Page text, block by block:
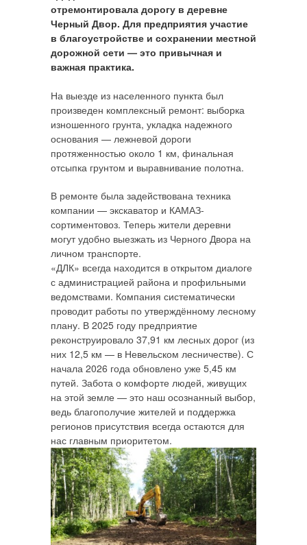
отремонтировала дорогу в деревне
Черный Двор. Для предприятия участие
в благоустройстве и сохранении местной
дорожной сети — это привычная и
важная практика.
На выезде из населенного пункта был
произведен комплексный ремонт: выборка
изношенного грунта, укладка надежного
основания — лежневой дороги
протяженностью около 1 км, финальная
отсыпка грунтом и выравнивание полотна.
В ремонте была задействована техника
компании — экскаватор и КАМАЗ-
сортиментовоз. Теперь жители деревни
могут удобно выезжать из Черного Двора на
личном транспорте.
«ДЛК» всегда находится в открытом диалоге
с администрацией района и профильными
ведомствами. Компания систематически
проводит работы по утверждённому лесному
плану. В 2025 году предприятие
реконструировало 37,91 км лесных дорог (из
них 12,5 км — в Невельском лесничестве). С
начала 2026 года обновлено уже 5,45 км
путей. Забота о комфорте людей, живущих
на этой земле — это наш осознанный выбор,
ведь благополучие жителей и поддержка
регионов присутствия всегда остаются для
нас главным приоритетом.